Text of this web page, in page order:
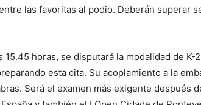
las favoritas al podio. Deberán superar
15.45 horas, se disputará la modalidad de K-
esta cita. Su acoplamiento a la
Será el examen más exigente después